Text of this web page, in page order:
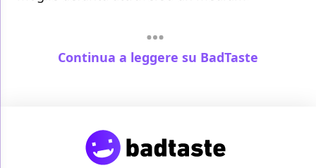
Continua a leggere su BadTaste